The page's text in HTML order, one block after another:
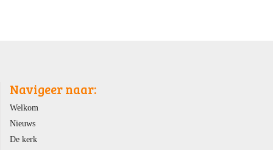
Navigeer naar:
Welkom
Nieuws
De kerk